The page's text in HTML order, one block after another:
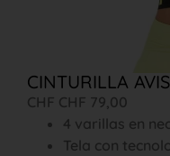
CINTURILLA
CHF CHF 79,00
4 varillas en
Tela con